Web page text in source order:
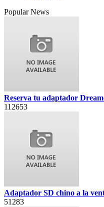
Popular News
Reserva tu adaptador
112653
Adaptador SD chino a la
51283